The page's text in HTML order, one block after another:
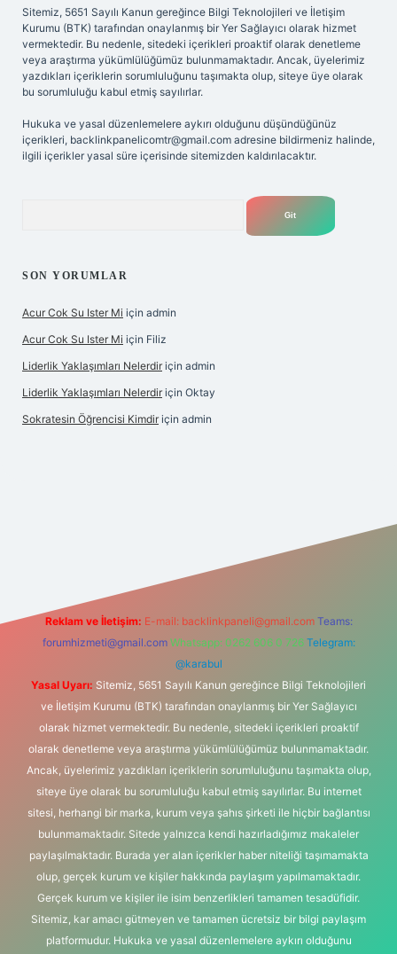
Sitemiz, 5651 Sayılı Kanun gereğince Bilgi Teknolojileri ve İletişim
Kurumu (BTK) tarafından onaylanmış bir Yer Sağlayıcı olarak hizmet
vermektedir. Bu nedenle, sitedeki içerikleri proaktif olarak denetleme
veya araştırma yükümlülüğümüz bulunmamaktadır. Ancak, üyelerimiz
yazdıkları içeriklerin sorumluluğunu taşımakta olup, siteye üye olarak
bu sorumluluğu kabul etmiş sayılırlar.
Hukuka ve yasal düzenlemelere aykırı olduğunu düşündüğünüz
içerikleri, backlinkpanelicomtr@gmail.com adresine bildirmeniz halinde,
ilgili içerikler yasal süre içerisinde sitemizden kaldırılacaktır.
SON YORUMLAR
Acur Cok Su Ister Mi için admin
Acur Cok Su Ister Mi için Filiz
Liderlik Yaklaşımları Nelerdir için admin
Liderlik Yaklaşımları Nelerdir için Oktay
Sokratesin Öğrencisi Kimdir için admin
Reklam ve İletişim: E-mail: backlinkpaneli@gmail.com Teams:
forumhizmeti@gmail.com Whatsapp: 0262 606 0 726 Telegram:
@karabul
Yasal Uyarı: Sitemiz, 5651 Sayılı Kanun gereğince Bilgi Teknolojileri
ve İletişim Kurumu (BTK) tarafından onaylanmış bir Yer Sağlayıcı
olarak hizmet vermektedir. Bu nedenle, sitedeki içerikleri proaktif
olarak denetleme veya araştırma yükümlülüğümüz bulunmamaktadır.
Ancak, üyelerimiz yazdıkları içeriklerin sorumluluğunu taşımakta olup,
siteye üye olarak bu sorumluluğu kabul etmiş sayılırlar. Bu internet
sitesi, herhangi bir marka, kurum veya şahıs şirketi ile hiçbir bağlantısı
bulunmamaktadır. Sitede yalnızca kendi hazırladığımız makaleler
paylaşılmaktadır. Burada yer alan içerikler haber niteliği taşımamakta
olup, gerçek kurum ve kişiler hakkında paylaşım yapılmamaktadır.
Gerçek kurum ve kişiler ile isim benzerlikleri tamamen tesadüfidir.
Sitemiz, kar amacı gütmeyen ve tamamen ücretsiz bir bilgi paylaşım
platformudur. Hukuka ve yasal düzenlemelere aykırı olduğunu